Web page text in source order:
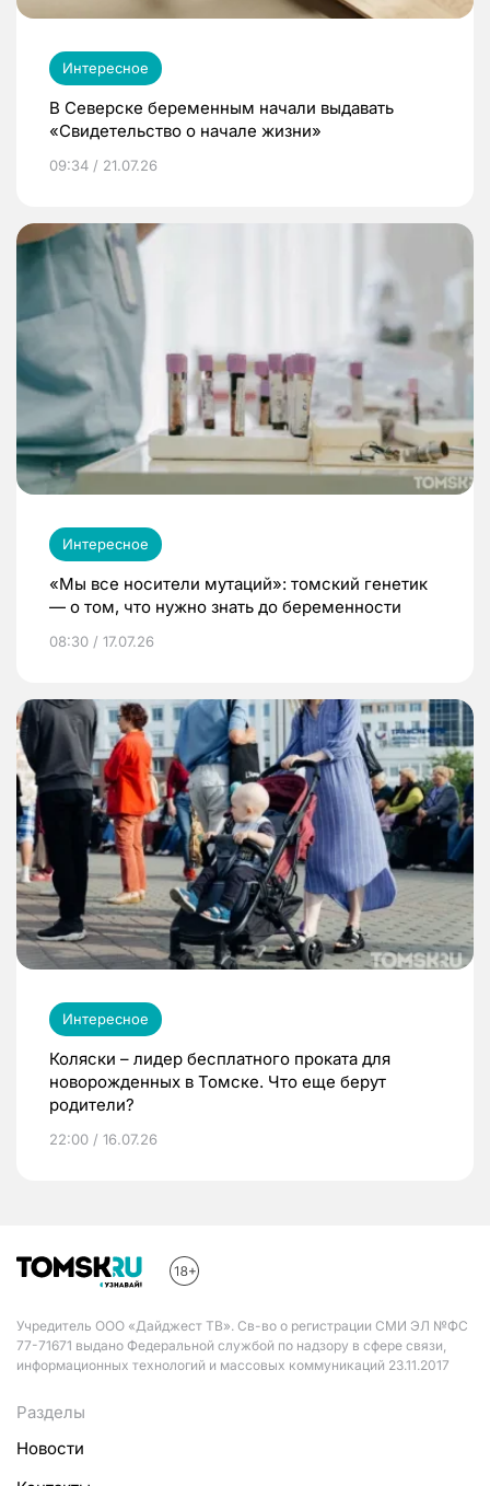
Интересное
В Северске беременным начали выдавать
«Свидетельство о начале жизни»
09:34 / 21.07.26
Интересное
«Мы все носители мутаций»: томский генетик
— о том, что нужно знать до беременности
08:30 / 17.07.26
Интересное
Коляски – лидер бесплатного проката для
новорожденных в Томске. Что еще берут
родители?
22:00 / 16.07.26
Учредитель ООО «Дайджест ТВ». Св-во о регистрации СМИ ЭЛ №ФС
77-71671 выдано Федеральной службой по надзору в сфере связи,
информационных технологий и массовых коммуникаций 23.11.2017
Разделы
Новости